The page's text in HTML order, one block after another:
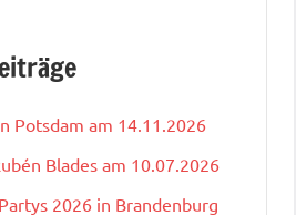
Potsdam am 14.11.2026
Blades am 10.07.2026
2026 in Brandenburg